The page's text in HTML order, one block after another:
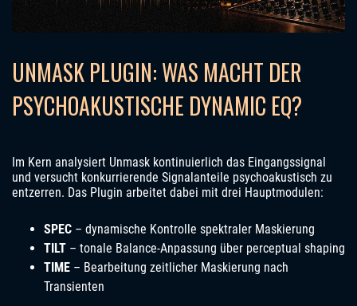
UNMASK PLUGIN: WAS MACHT DER
PSYCHOAKUSTISCHE DYNAMIC EQ?
Im Kern analysiert Unmask kontinuierlich das Eingangssignal
und versucht konkurrierende Signalanteile psychoakustisch zu
entzerren. Das Plugin arbeitet dabei mit drei Hauptmodulen:
SPEC – dynamische Kontrolle spektraler Maskierung
TILT – tonale Balance-Anpassung über perceptual shaping
TIME – Bearbeitung zeitlicher Maskierung nach
Transienten